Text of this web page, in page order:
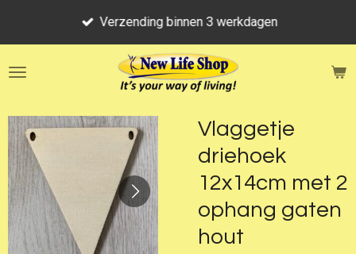
de
Verzending binnen 3 werkdagen
Vlaggetje
driehoek
12x14cm met 2
ophang gaten
hout